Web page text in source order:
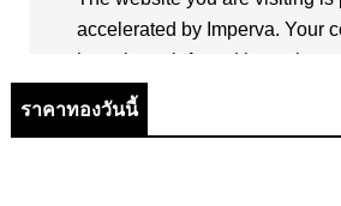
ราคาทองวันนี้